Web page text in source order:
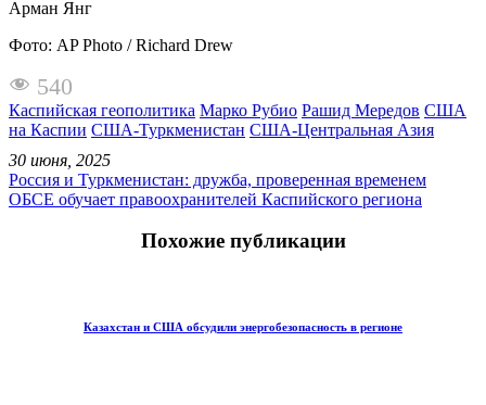
Арман Янг
Фото: AP Photo / Richard Drew
540
Каспийская геополитика Марко Рубио Рашид Мередов США
на Каспии США-Туркменистан США-Центральная Азия
30 июня, 2025
Россия и Туркменистан: дружба, проверенная временем
ОБСЕ обучает правоохранителей Каспийского региона
Похожие публикации
Казахстан и США обсудили энергобезопасность в регионе